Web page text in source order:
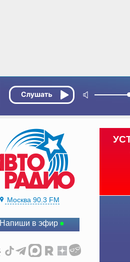
Москва 90.3 FM
Напиши в эфир